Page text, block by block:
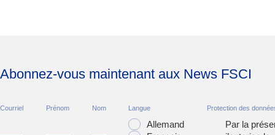
Abonnez-vous maintenant aux News FSCI
Courriel Prénom Nom Langue
Allemand
Protection des
Par la